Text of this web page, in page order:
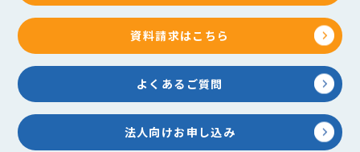
資料請求はこちら
よくあるご質問
法人向けお申し込み